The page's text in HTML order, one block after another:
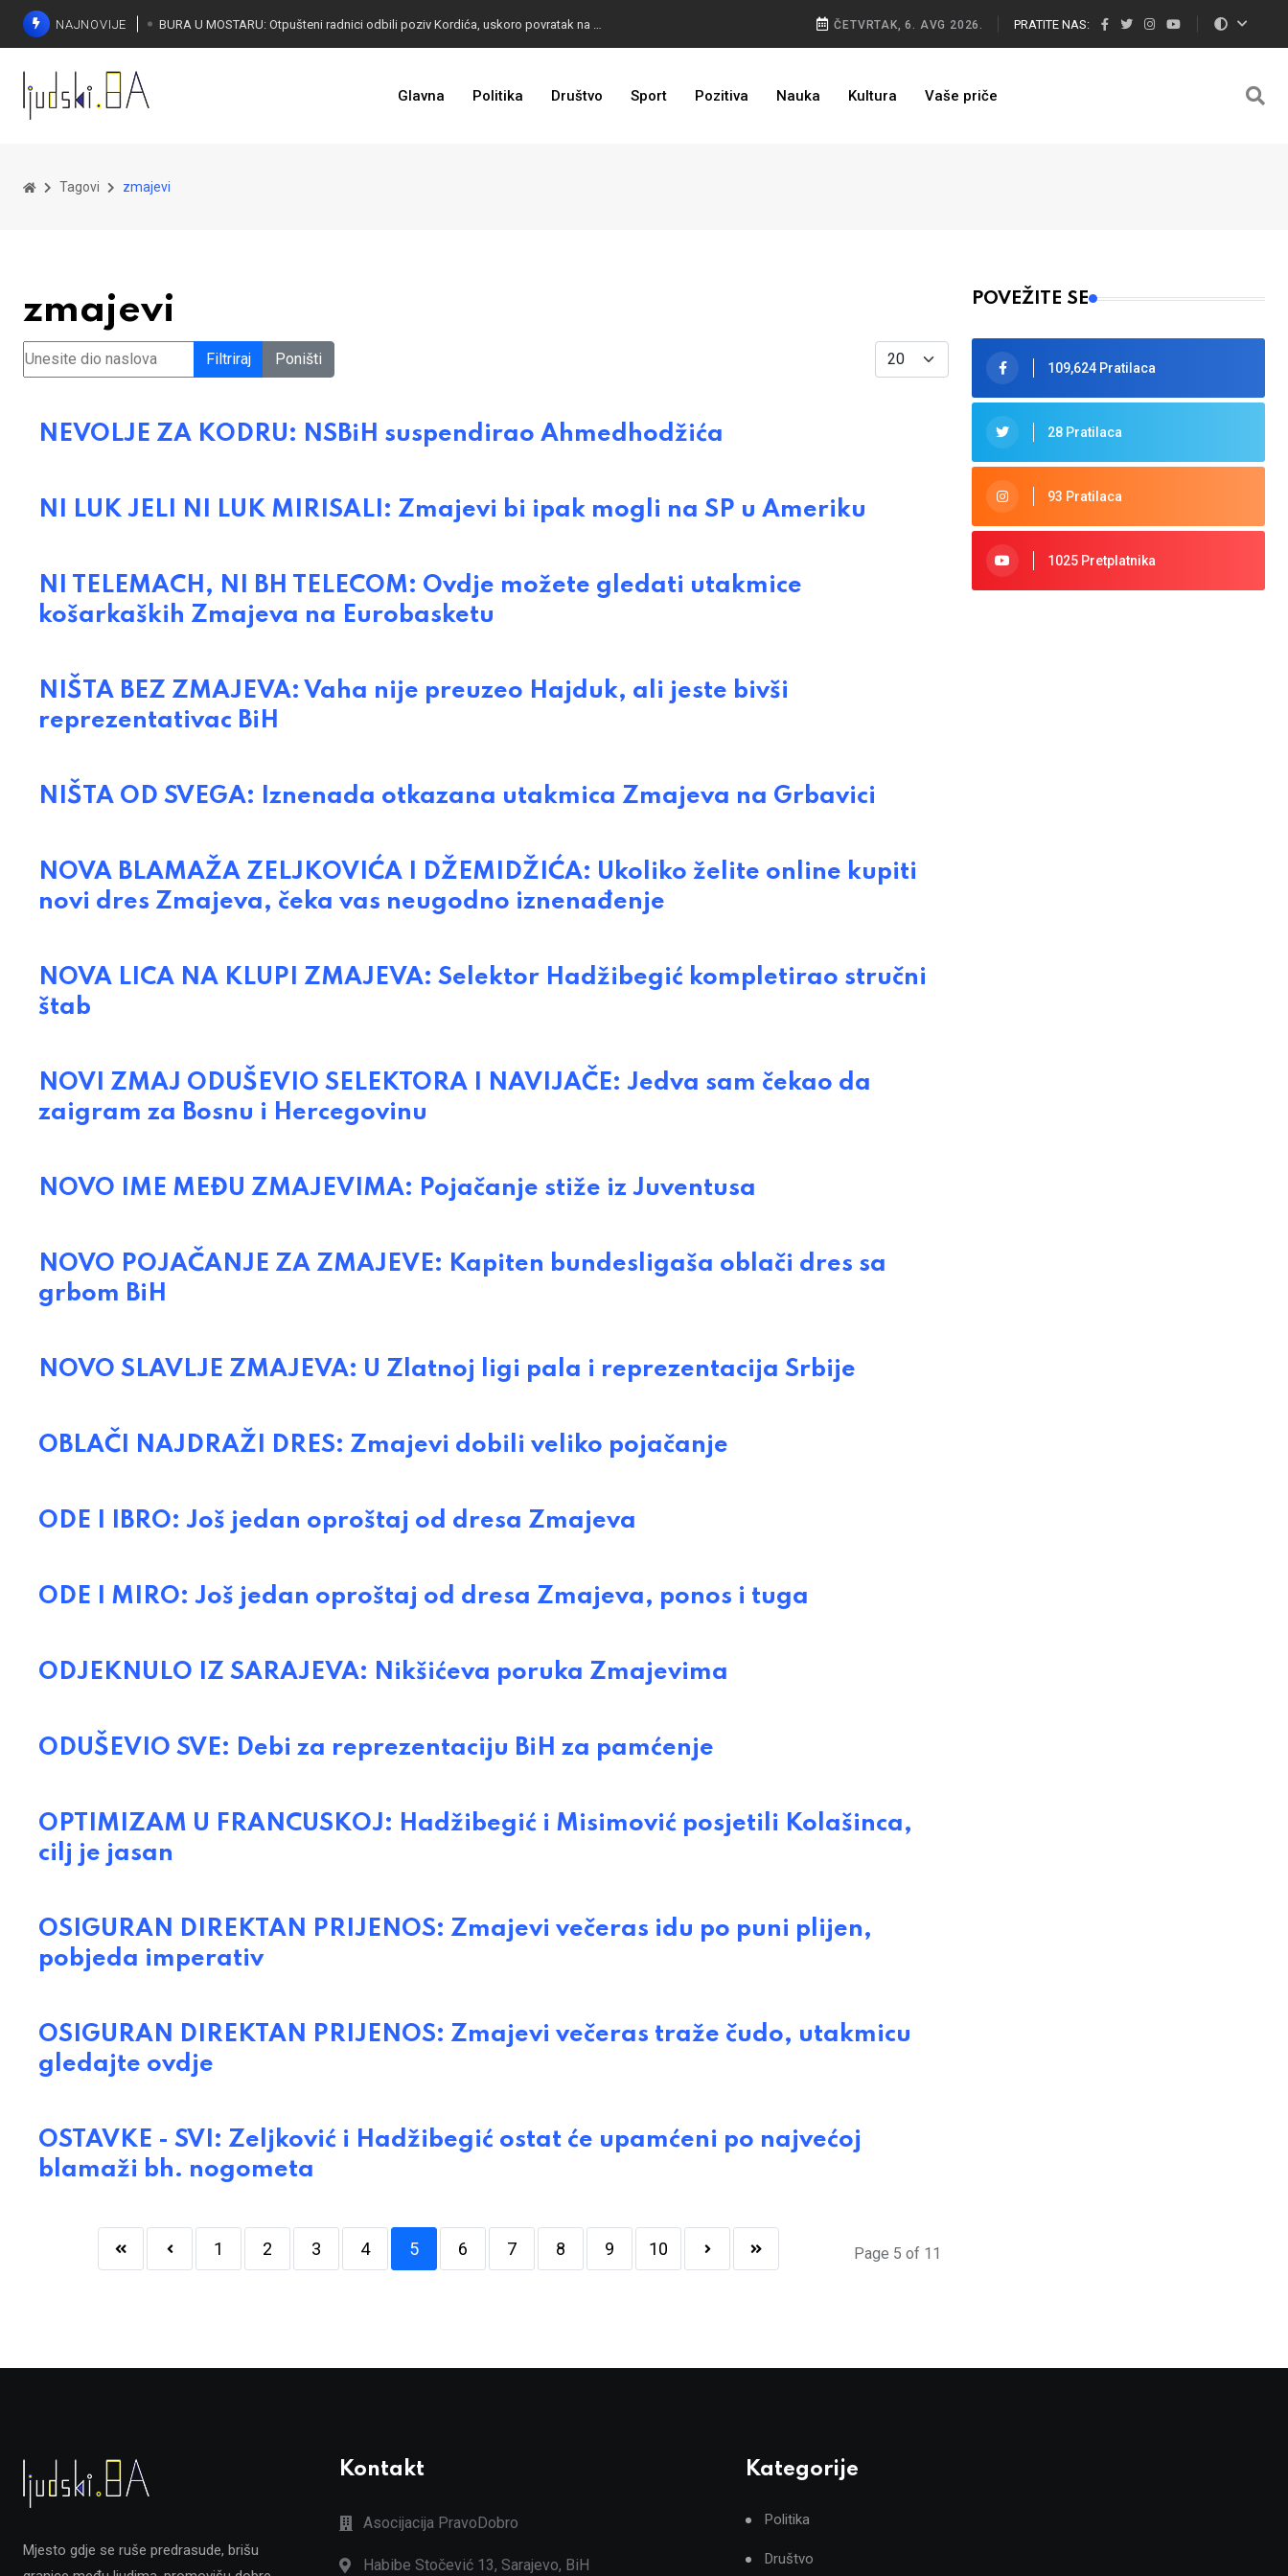
NAJNOVIJE ČETVRTAK, 6. AVG 2026. PRATITE NAS:
Glavna Politika Društvo Sport Pozitiva Nauka Kultura Vaše priče
Tagovi zmajevi
zmajevi
Unesite dio naslova Filtriraj Poništi Display #
NEVOLJE ZA KODRU: NSBiH suspendirao Ahmedhodžića
NI LUK JELI NI LUK MIRISALI: Zmajevi bi ipak mogli na SP u Ameriku
NI TELEMACH, NI BH TELECOM: Ovdje možete gledati utakmice
košarkaških Zmajeva na Eurobasketu
NIŠTA BEZ ZMAJEVA: Vaha nije preuzeo Hajduk, ali jeste bivši
reprezentativac BiH
NIŠTA OD SVEGA: Iznenada otkazana utakmica Zmajeva na Grbavici
NOVA BLAMAŽA ZELJKOVIĆA I DŽEMIDŽIĆA: Ukoliko želite online kupiti
novi dres Zmajeva, čeka vas neugodno iznenađenje
NOVA LICA NA KLUPI ZMAJEVA: Selektor Hadžibegić kompletirao stručni
štab
NOVI ZMAJ ODUŠEVIO SELEKTORA I NAVIJAČE: Jedva sam čekao da
zaigram za Bosnu i Hercegovinu
NOVO IME MEĐU ZMAJEVIMA: Pojačanje stiže iz Juventusa
NOVO POJAČANJE ZA ZMAJEVE: Kapiten bundesligaša oblači dres sa
grbom BiH
NOVO SLAVLJE ZMAJEVA: U Zlatnoj ligi pala i reprezentacija Srbije
OBLAČI NAJDRAŽI DRES: Zmajevi dobili veliko pojačanje
ODE I IBRO: Još jedan oproštaj od dresa Zmajeva
ODE I MIRO: Još jedan oproštaj od dresa Zmajeva, ponos i tuga
ODJEKNULO IZ SARAJEVA: Nikšićeva poruka Zmajevima
ODUŠEVIO SVE: Debi za reprezentaciju BiH za pamćenje
OPTIMIZAM U FRANCUSKOJ: Hadžibegić i Misimović posjetili Kolašinca,
cilj je jasan
OSIGURAN DIREKTAN PRIJENOS: Zmajevi večeras idu po puni plijen,
pobjeda imperativ
OSIGURAN DIREKTAN PRIJENOS: Zmajevi večeras traže čudo, utakmicu
gledajte ovdje
OSTAVKE - SVI: Zeljković i Hadžibegić ostat će upamćeni po najvećoj
blamaži bh. nogometa
Page 5 of 11
1 2 3 4 5 6 7 8 9 10
POVEŽITE SE
109,624 Pratilaca
28 Pratilaca
93 Pratilaca
1025 Pretplatnika
Mjesto gdje se ruše predrasude, brišu
Kontakt
Asocijacija PravoDobro
Habibe Stočević 13, Sarajevo, BiH
Kategorije
Politika
Društvo